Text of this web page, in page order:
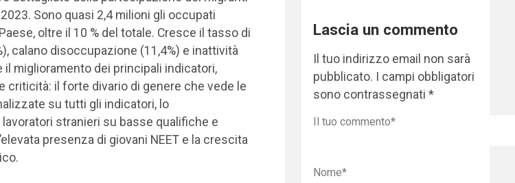
Sono quasi 2,4 milioni gli occupati
oltre il 10 % del totale. Cresce il tasso di
calano disoccupazione (11,4%) e inattività
il miglioramento dei principali indicatori,
criticità: il forte divario di genere che vede le
su tutti gli indicatori, lo
stranieri su basse qualifiche e
presenza di giovani NEET e la crescita
Lascia un commento
Il tuo indirizzo email non sarà
pubblicato. I campi obbligatori
sono contrassegnati*